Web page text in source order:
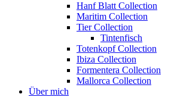
Hanf Blatt Collection
Maritim Collection
Tier Collection
Tintenfisch
Totenkopf Collection
Ibiza Collection
Formentera Collection
Mallorca Collection
Über mich